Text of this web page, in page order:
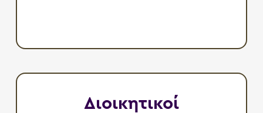
Διοικητικοί